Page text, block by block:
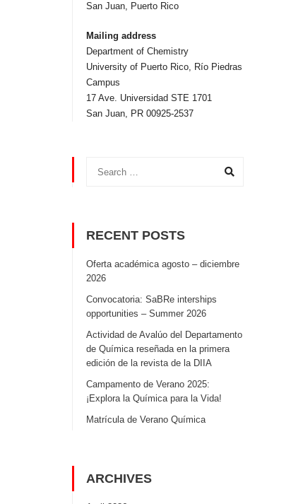
San Juan, Puerto Rico
Mailing address
Department of Chemistry
University of Puerto Rico, Rí­o Piedras
Campus
17 Ave. Universidad STE 1701
San Juan, PR 00925-2537
RECENT POSTS
Oferta académica agosto – diciembre
2026
Convocatoria: SaBRe interships
opportunities – Summer 2026
Actividad de Avalúo del Departamento
de Química reseñada en la primera
edición de la revista de la DIIA
Campamento de Verano 2025:
¡Explora la Química para la Vida!
Matrícula de Verano Química
ARCHIVES